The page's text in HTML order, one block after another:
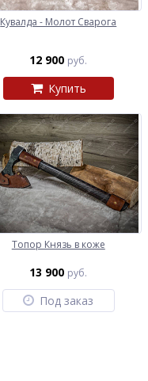
Кувалда - Молот Сварога
12 900 руб.
Купить
Топор Князь в коже
13 900 руб.
Под заказ